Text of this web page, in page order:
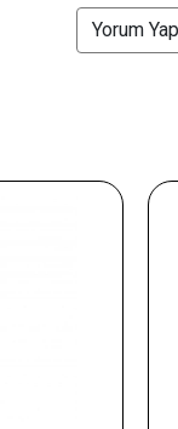
Yorum Yap